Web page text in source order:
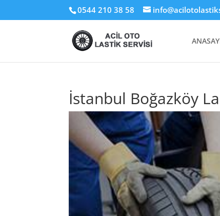
0544 210 38 58
İstanbul Boğazköy